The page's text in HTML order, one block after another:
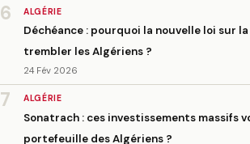
6 ALGÉRIE
Déchéance : pourquoi la nouvelle loi sur
trembler les Algériens ?
24 Fév 2026
7 ALGÉRIE
Sonatrach : ces investissements massifs
portefeuille des Algériens ?